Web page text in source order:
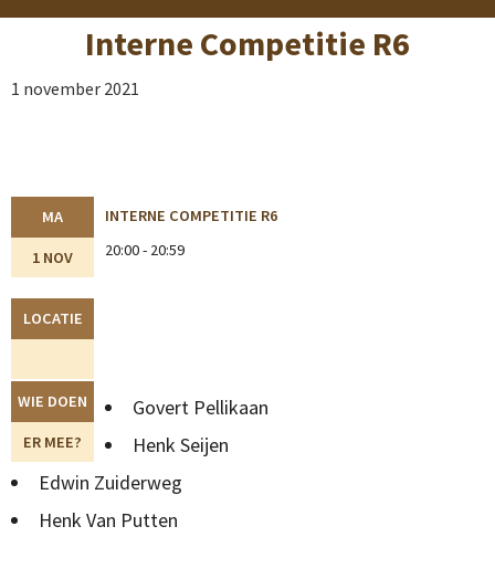
Interne Competitie R6
1 november 2021
MA
1 NOV
INTERNE COMPETITIE R6
20:00 - 20:59
LOCATIE
WIE DOEN
ER MEE?
Govert Pellikaan
Henk Seijen
Edwin Zuiderweg
Henk Van Putten